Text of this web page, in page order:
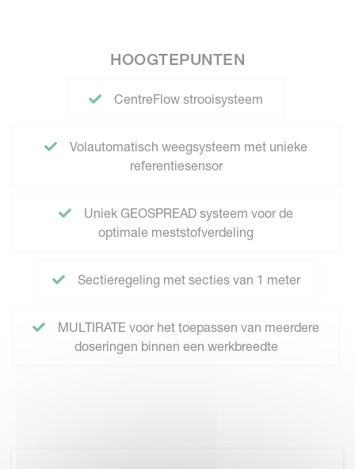
HOOGTEPUNTEN
CentreFlow strooisysteem
Volautomatisch weegsysteem met unieke
referentiesensor
Uniek GEOSPREAD systeem voor de
optimale meststofverdeling
Sectieregeling met secties van 1 meter
MULTIRATE voor het toepassen van meerdere
doseringen binnen een werkbreedte